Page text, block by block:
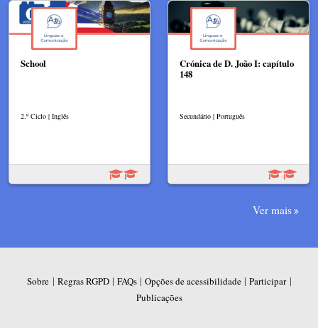
School
2.º Ciclo | Inglês
Crónica de D. João I: capítulo
148
Secundário | Português
Ver mais
Sobre | Regras RGPD| FAQs| Opções de acessibilidade| Participar|
Publicações